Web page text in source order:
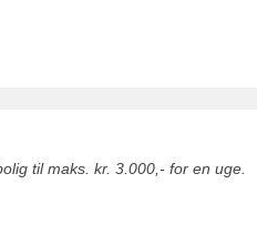
til maks. kr. 3.000,- for en uge.